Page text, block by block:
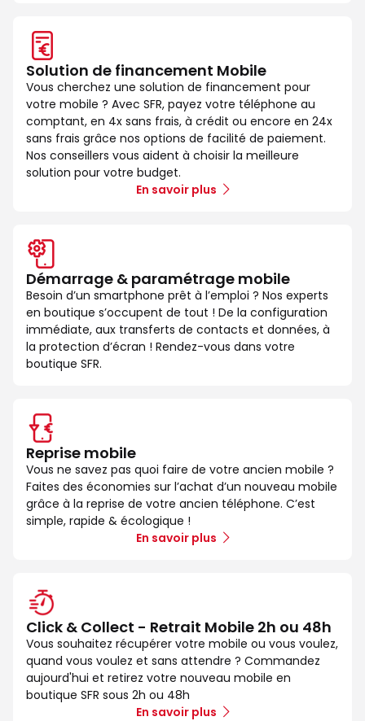
Solution de financement Mobile
Vous cherchez une solution de financement pour
votre mobile ? Avec SFR, payez votre téléphone au
comptant, en 4x sans frais, à crédit ou encore en 24x
sans frais grâce nos options de facilité de paiement.
Nos conseillers vous aident à choisir la meilleure
solution pour votre budget.
En savoir plus
Démarrage & paramétrage mobile
Besoin d’un smartphone prêt à l’emploi ? Nos experts
en boutique s’occupent de tout ! De la configuration
immédiate, aux transferts de contacts et données, à
la protection d’écran ! Rendez-vous dans votre
boutique SFR.
Reprise mobile
Vous ne savez pas quoi faire de votre ancien mobile ?
Faites des économies sur l’achat d’un nouveau mobile
grâce à la reprise de votre ancien téléphone. C’est
simple, rapide & écologique !
En savoir plus
Click & Collect - Retrait Mobile 2h ou 48h
Vous souhaitez récupérer votre mobile ou vous voulez,
quand vous voulez et sans attendre ? Commandez
aujourd'hui et retirez votre nouveau mobile en
boutique SFR sous 2h ou 48h
En savoir plus